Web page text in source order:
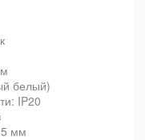
белый)
IP20
мм